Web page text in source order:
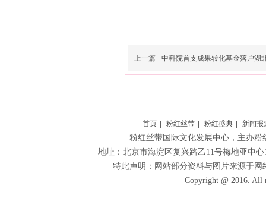
上一篇 中科院首支成果转化基金落户湖
首页 粉红丝带 粉红盛典 新闻报
粉红丝带国际文化发展中心 ，主办
地址：北京市海淀区复兴路乙11号梅地亚中
特此声明：网站部分资料与图片来源于
Copyright @ 2016.